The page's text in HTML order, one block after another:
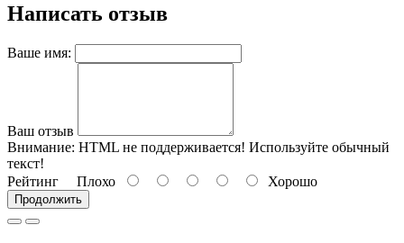
Написать отзыв
Ваше имя:
Ваш отзыв
Внимание: HTML не поддерживается! Используйте обычный
текст!
Рейтинг Плохо Хорошо
Продолжить